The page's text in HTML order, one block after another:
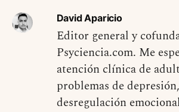
David Aparicio
Editor general y
Psyciencia.com. Me
atención clínica de
problemas de
desregulación